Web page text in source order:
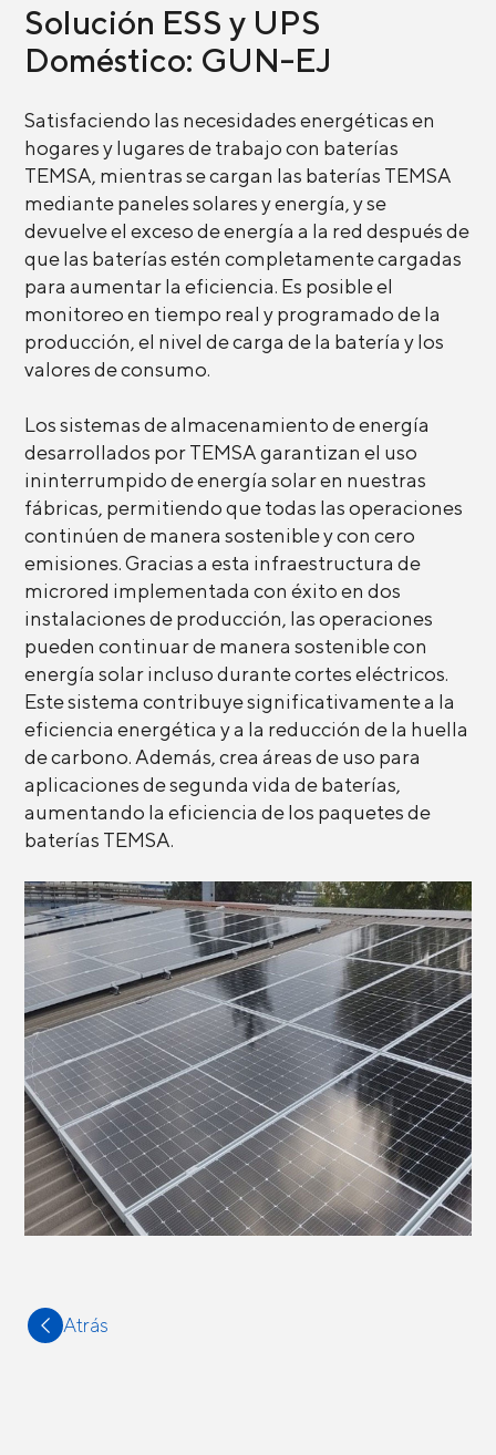
Solución ESS y UPS
Doméstico: GUN-EJ
Satisfaciendo las necesidades energéticas en
hogares y lugares de trabajo con baterías
TEMSA, mientras se cargan las baterías TEMSA
mediante paneles solares y energía, y se
devuelve el exceso de energía a la red después de
que las baterías estén completamente cargadas
para aumentar la eficiencia. Es posible el
monitoreo en tiempo real y programado de la
producción, el nivel de carga de la batería y los
valores de consumo.
Los sistemas de almacenamiento de energía
desarrollados por TEMSA garantizan el uso
ininterrumpido de energía solar en nuestras
fábricas, permitiendo que todas las operaciones
continúen de manera sostenible y con cero
emisiones. Gracias a esta infraestructura de
microred implementada con éxito en dos
instalaciones de producción, las operaciones
pueden continuar de manera sostenible con
energía solar incluso durante cortes eléctricos.
Este sistema contribuye significativamente a la
eficiencia energética y a la reducción de la huella
de carbono. Además, crea áreas de uso para
aplicaciones de segunda vida de baterías,
aumentando la eficiencia de los paquetes de
baterías TEMSA.
Atrás